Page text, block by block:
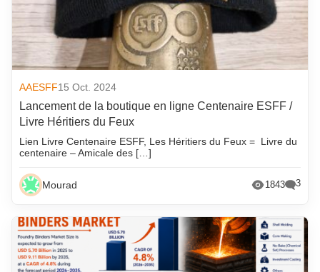
AAESFF15 Oct. 2024
Lancement de la boutique en ligne Centenaire ESFF /
Livre Héritiers du Feux
Lien Livre Centenaire ESFF, Les Héritiers du Feux = Livre du
centenaire – Amicale des […]
Mourad 1843 3